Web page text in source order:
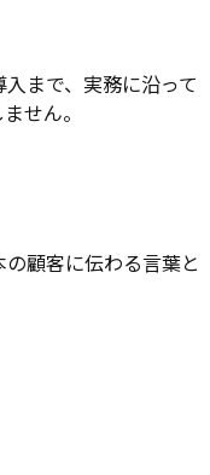
まで、実務に沿って
せん。
顧客に伝わる言葉と